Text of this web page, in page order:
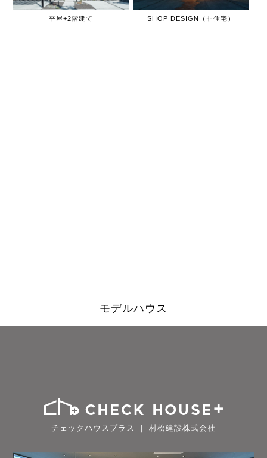
平屋+2階建て SHOP DESIGN（非住宅）
モデルハウス
チェックハウスプラス ｜ 村松建設株式会社